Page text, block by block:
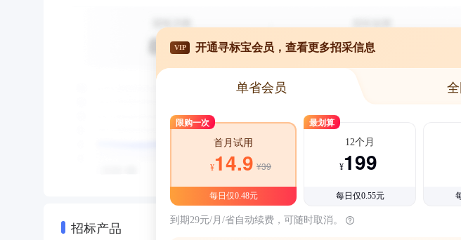
招标产品
VIP 开通寻标宝会员，查看更多招采信息
单省会员
限购一次
首月试用
¥14.9 ¥39
每日仅0.48元
最划算
12个月
¥199
每日仅0.55元
到期29元/月/省自动续费，可随时取消。